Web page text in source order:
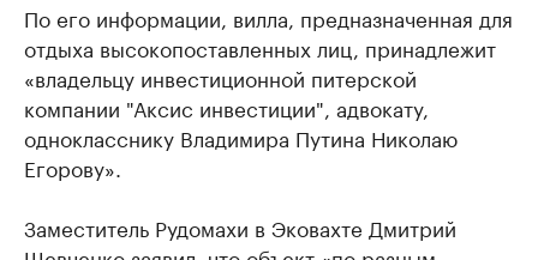
По его информации, вилла, предназначенная для
отдыха высокопоставленных лиц, принадлежит
«владельцу инвестиционной питерской
компании "Аксис инвестиции", адвокату,
однокласснику Владимира Путина Николаю
Егорову».
Заместитель Рудомахи в Эковахте Дмитрий